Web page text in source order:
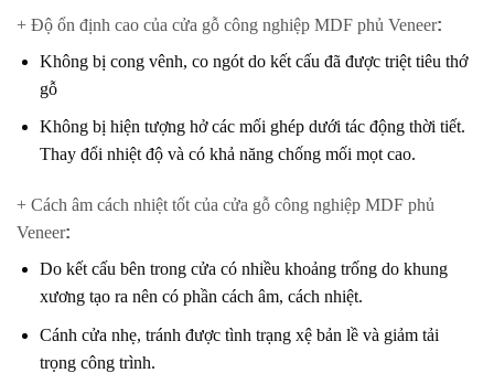
+ Độ ổn định cao của cửa gỗ công nghiệp MDF phủ Veneer:
Không bị cong vênh, co ngót do kết cấu đã được triệt tiêu thớ
gỗ
Không bị hiện tượng hở các mối ghép dưới tác động thời tiết.
Thay đổi nhiệt độ và có khả năng chống mối mọt cao.
+ Cách âm cách nhiệt tốt của cửa gỗ công nghiệp MDF phủ
Veneer:
Do kết cấu bên trong cửa có nhiều khoảng trống do khung
xương tạo ra nên có phần cách âm, cách nhiệt.
Cánh cửa nhẹ, tránh được tình trạng xệ bản lề và giảm tải
trọng công trình.